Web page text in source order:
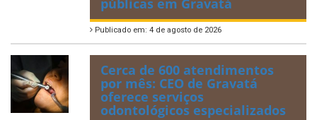
públicas em Gravatá
Publicado em: 4 de agosto de 2026
Cerca de 600 atendimentos
por mês: CEO de Gravatá
oferece serviços
odontológicos especializados